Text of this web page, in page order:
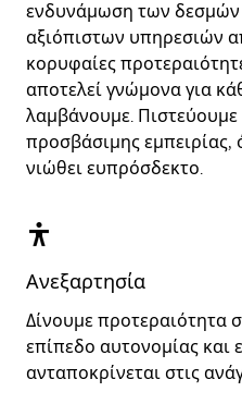
ενδυνάμωση των δεσμών
αξιόπιστων υπηρεσιών
κορυφαίες
αποτελεί γνώμονα για
λαμβάνουμε. Πιστεύουμε
προσβάσιμης
νιώθει ευπρόσδεκτο.
Ανεξαρτησία
Δίνουμε προτεραιότητα
επίπεδο αυτονομίας και
ανταποκρίνεται στις